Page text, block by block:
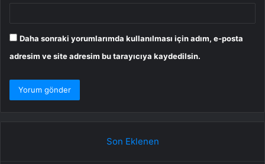
Daha sonraki yorumlarımda kullanılması için adım, e-posta
adresim ve site adresim bu tarayıcıya kaydedilsin.
Son Eklenen